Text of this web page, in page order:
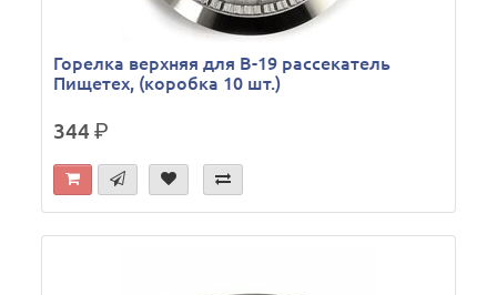
Горелка верхняя для В-19 рассекатель
Пищетех, (коробка 10 шт.)
344р.